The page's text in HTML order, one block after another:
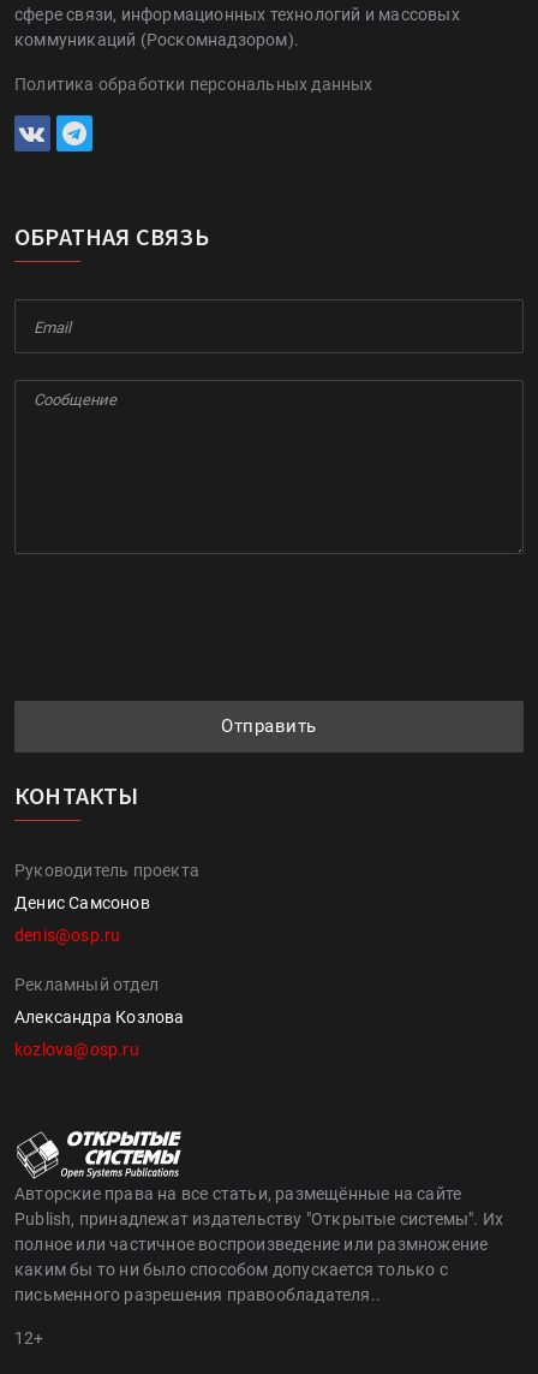
сфере связи, информационных технологий и массовых
коммуникаций (Роскомнадзором).
Политика обработки персональных данных
ОБРАТНАЯ СВЯЗЬ
Отправить
КОНТАКТЫ
Руководитель проекта
Денис Самсонов
denis@osp.ru
Рекламный отдел
Александра Козлова
kozlova@osp.ru
Авторские права на все статьи, размещённые на сайте
Publish, принадлежат издательству "Открытые системы". Их
полное или частичное воспроизведение или размножение
каким бы то ни было способом допускается только с
письменного разрешения правообладателя..
12+